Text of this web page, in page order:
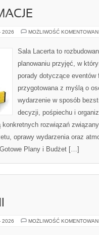
2026 MOŻLIWOŚĆ
Sala Lacerta to
planowaniu przyjęć, w
porady dotyczące eventów
przygotowana z myślą o
wydarzenie w sposób
decyzji, pośpiechu i
rozwiązań
oprawy wydarzenia oraz
Plany i Budżet […]
2026 MOŻLIWOŚĆ